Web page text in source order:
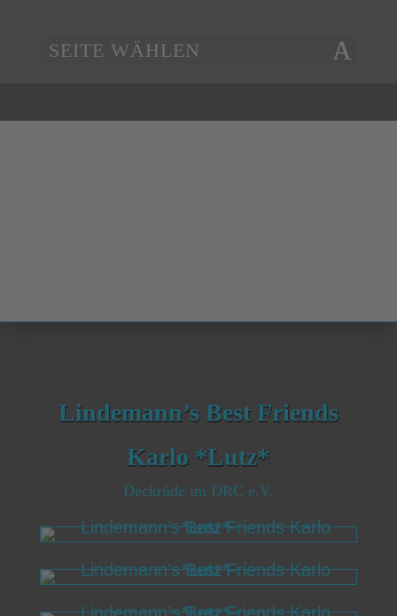
SEITE WÄHLEN
Lindemann’s Best Friends
Karlo *Lutz*
Deckrüde im DRC e.V.